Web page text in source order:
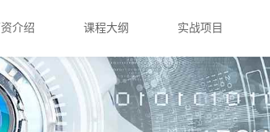
介绍 课程大纲 实战项目